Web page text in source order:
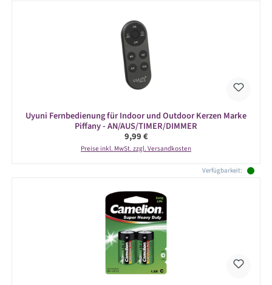
Uyuni Fernbedienung für Indoor und Outdoor Kerzen Marke
Piffany - AN/AUS/TIMER/DIMMER
Regulärer Preis:
9,99 €
Preise inkl. MwSt. zzgl. Versandkosten
Verfügbarkeit: